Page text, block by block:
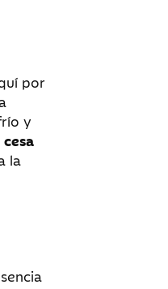
por
y
la